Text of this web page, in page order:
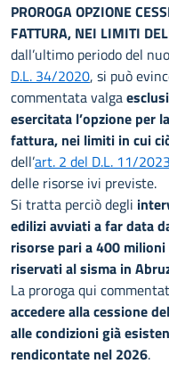
PROROGA OPZIONE
FATTURA, NEI LIMITI
dall’ultimo periodo del
D.L. 34/2020, si può
commentata valga
esercitata l’opzione per
fattura, nei limiti in cui
dell’art. 2 del D.L. 11/2023
delle risorse ivi previste.
Si tratta perciò degli
edilizi avviati a far data
risorse pari a 400
riservati al sisma in
La proroga qui
accedere alla cessione
alle condizioni già
rendicontate nel 2026.